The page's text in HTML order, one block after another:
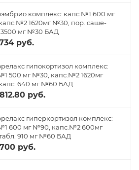
комплекс: капс.№1 600 мг
1620мг №30, пор. саше-
3500 мг №30 БАД
руб.
гипокортизол комплекс:
500 мг №30, капс.№2 1620мг
640 мг №60 БАД
руб.
гиперкортизол комплекс:
600 мг №90, капс.№2 600мг
910 мг №60 БАД
руб.